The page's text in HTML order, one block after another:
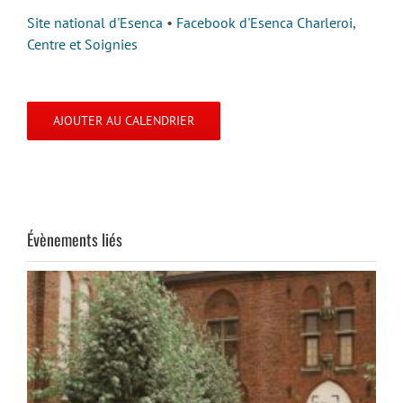
Site national d'Esenca • Facebook d'Esenca Charleroi,
Centre et Soignies
AJOUTER AU CALENDRIER
Évènements liés